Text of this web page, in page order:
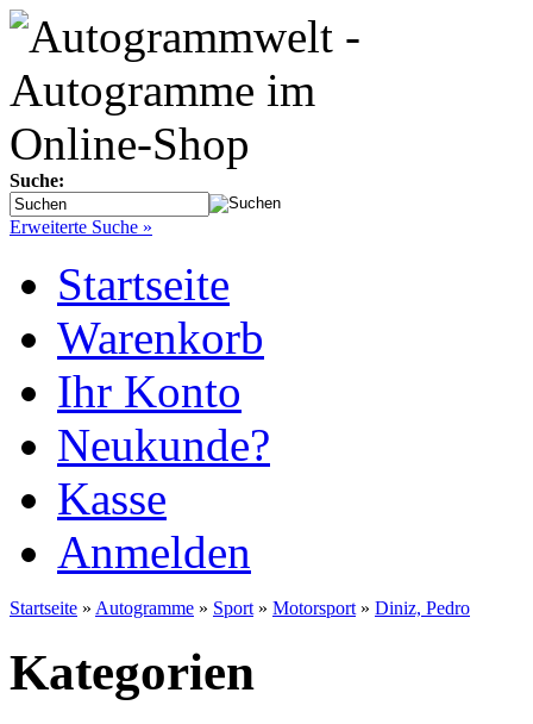
Suche:
Erweiterte Suche »
Startseite
Warenkorb
Ihr Konto
Neukunde?
Kasse
Anmelden
Startseite » Autogramme » Sport » Motorsport » Diniz, Pedro
Kategorien